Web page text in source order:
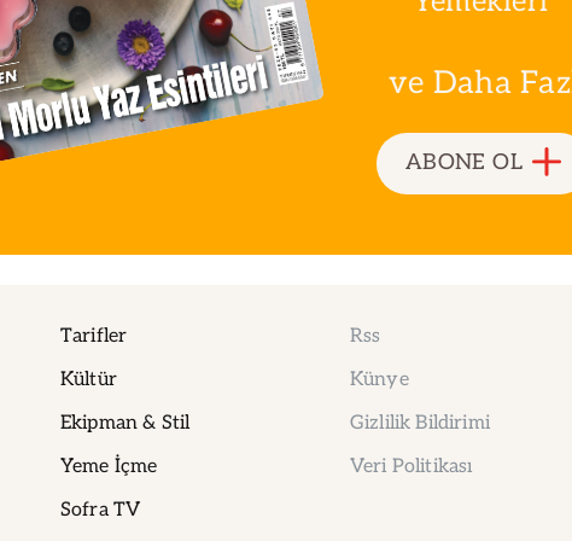
ve Daha
ABONE OL
Tarifler
Kültür
Ekipman & Stil
Yeme İçme
Sofra TV
Rss
Künye
Gizlilik Bildirimi
Veri Politikası